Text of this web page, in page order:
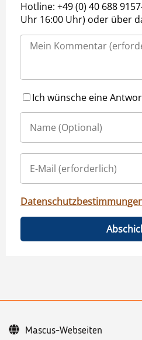
Hotline: +49 (0) 40 688
Uhr 16:00 Uhr) oder über
Ich wünsche eine
Mascus-Webseiten